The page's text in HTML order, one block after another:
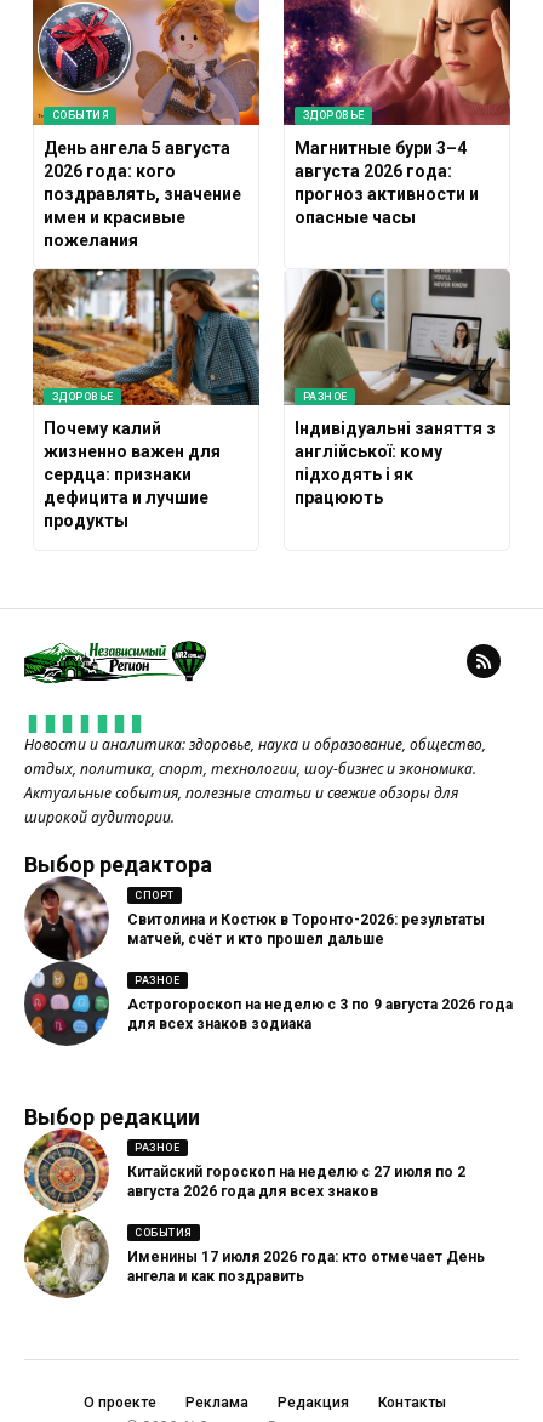
СОБЫТИЯ
День ангела 5 августа
2026 года: кого
поздравлять, значение
имен и красивые
пожелания
ЗДОРОВЬЕ
Магнитные бури 3–4
августа 2026 года:
прогноз активности и
опасные часы
ЗДОРОВЬЕ
Почему калий
жизненно важен для
сердца: признаки
дефицита и лучшие
продукты
РАЗНОЕ
Індивідуальні заняття з
англійської: кому
підходять і як
працюють
Новости и аналитика: здоровье, наука и образование, общество,
отдых, политика, спорт, технологии, шоу-бизнес и экономика.
Актуальные события, полезные статьи и свежие обзоры для
широкой аудитории.
Выбор редактора
СПОРТ
Свитолина и Костюк в Торонто-2026: результаты
матчей, счёт и кто прошел дальше
РАЗНОЕ
Астрогороскоп на неделю с 3 по 9 августа 2026 года
для всех знаков зодиака
Выбор редакции
РАЗНОЕ
Китайский гороскоп на неделю с 27 июля по 2
августа 2026 года для всех знаков
СОБЫТИЯ
Именины 17 июля 2026 года: кто отмечает День
ангела и как поздравить
О проекте Реклама Редакция Контакты